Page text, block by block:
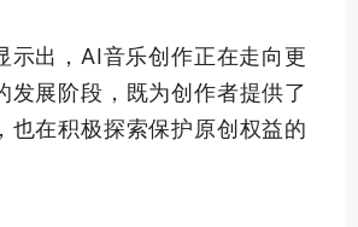
示出，AI音乐创作正在走向更
发展阶段，既为创作者提供了
也在积极探索保护原创权益的